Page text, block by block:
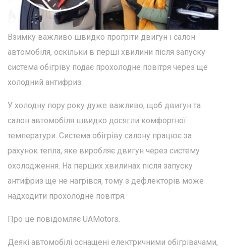
Взимку важливо швидко прогріти двигун і салон
автомобіля, оскільки в перші хвилини після запуску
система обігріву подає прохолодне повітря через ще
холодний антифриз.
У холодну пору року дуже важливо, щоб двигун та
салон автомобіля швидко досягли комфортної
температури. Система обігріву салону працює за
рахунок тепла, яке виробляє двигун через систему
охолодження. На перших хвилинах після запуску
антифриз ще не нагрівся, тому з дефлекторів може
надходити прохолодне повітря.
Про це повідомляє UAMotors.
Деякі автомобілі оснащені електричними обігрівачами,